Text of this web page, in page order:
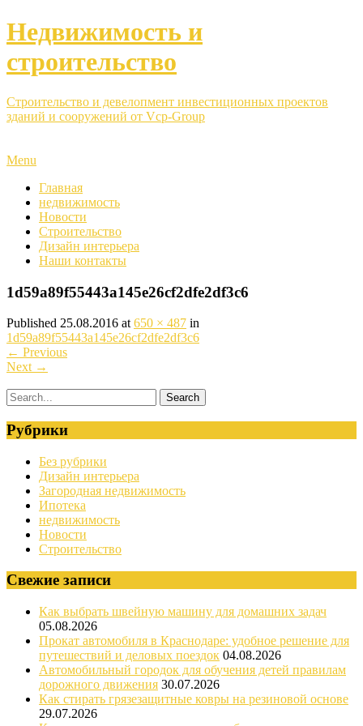
Недвижимость и
строительство
Строительство и девелопмент инвестиционных проектов
зданий и сооружений от Vcp-Group
Menu
Главная
недвижимость
Новости
Строительство
Дизайн интерьера
Наши контакты
1d59a89f55443a145e26cf2dfe2df3c6
Published 25.08.2016 at 650 × 487 in
1d59a89f55443a145e26cf2dfe2df3c6
← Previous
Next →
Рубрики
Без рубрики
Дизайн интерьера
Загородная недвижимость
Ипотека
недвижимость
Новости
Строительство
Свежие записи
Как выбрать швейную машину для домашних задач
05.08.2026
Прокат автомобиля в Краснодаре: удобное решение для
путешествий и деловых поездок 04.08.2026
Автомобильный городок для обучения детей правилам
дорожного движения 30.07.2026
Как стирать грязезащитные ковры на резиновой основе
29.07.2026